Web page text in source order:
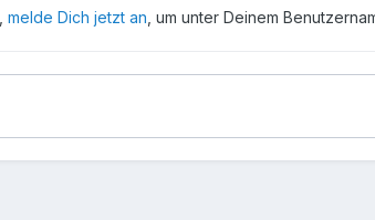
melde Dich jetzt an , um unter Deinem